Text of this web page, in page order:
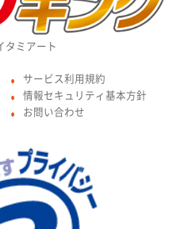
タミアート
● サービス利用規約
● 情報セキュリティ基本方針
● お問い合わせ